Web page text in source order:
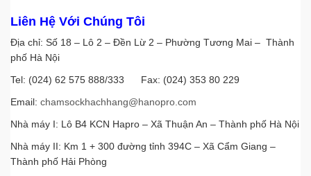
Liên Hệ Với Chúng Tôi
Địa chỉ: Số 18 – Lô 2 – Đền Lừ 2 – Phường Tương Mai – Thành
phố Hà Nội
Tel: (024) 62 575 888/333 Fax: (024) 353 80 229
Email: chamsockhachhang@hanopro.com
Nhà máy I: Lô B4 KCN Hapro – Xã Thuận An – Thành phố Hà Nội
Nhà máy II: Km 1 + 300 đường tỉnh 394C – Xã Cẩm Giang –
Thành phố Hải Phòng